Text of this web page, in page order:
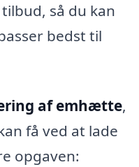
så du kan
bedst til
af emhætte,
få ved at lade
opgaven: